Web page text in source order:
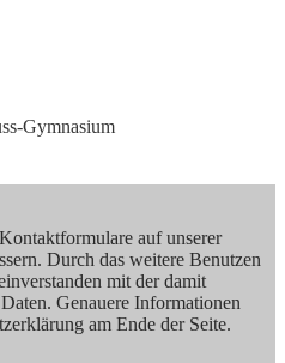
Gymnasium
auf unserer
Durch das weitere Benutzen
mit der damit
Genauere Informationen
am Ende der Seite.